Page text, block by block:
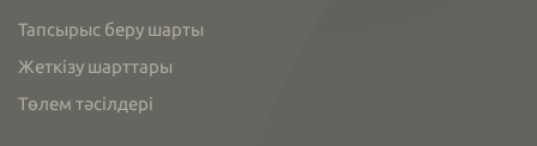
Тапсырыс беру шарты
Жеткізу шарттары
Төлем тәсілдері